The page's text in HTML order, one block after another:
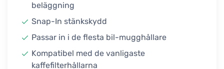
Nytt
Fellow Carter Move Mug 355 ml,
41,90 €
I lager
Fellow Carter Move Mug 355 ml,
mattvit
beläggning
Snap-In stänkskydd
Passar in i de flesta bil-mugghållare
Kompatibel med de vanligaste
kaffefilterhållarna